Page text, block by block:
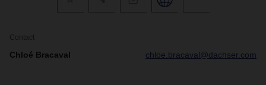
Contact
Chloé Bracaval chloe.bracaval@dachser.com